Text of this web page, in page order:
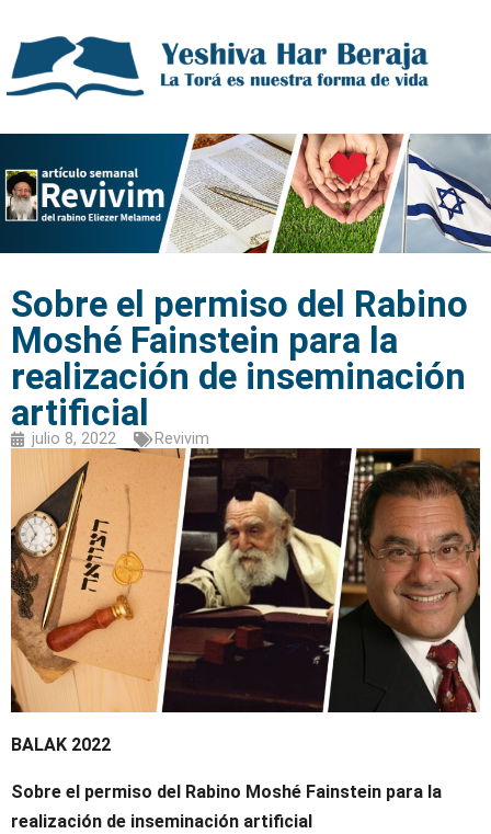
Sobre el permiso del Rabino
Moshé Fainstein para la
realización de inseminación
artificial
julio 8, 2022 Revivim
BALAK 2022
Sobre el permiso del Rabino Moshé Fainstein para la
realización de inseminación artificial